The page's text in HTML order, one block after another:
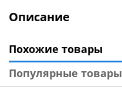
Описание
Похожие товары
Популярные товары